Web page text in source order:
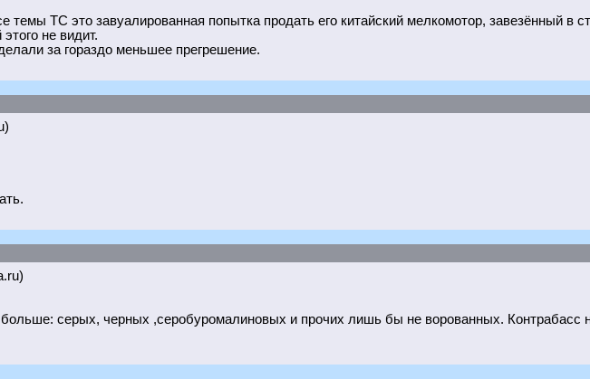
темы ТС это завуалированная попытка продать его китайский мелкомотор, завезённый в
не видит.
за гораздо меньшее прегрешение.
больше: серых, черных ,серобуромалиновых и прочих лишь бы не ворованных. Контрабасс